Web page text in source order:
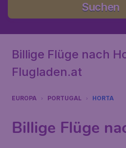
Suchen
Billige Flüge nach
Flugladen.at
EUROPA PORTUGAL HORTA
Billige Flüge